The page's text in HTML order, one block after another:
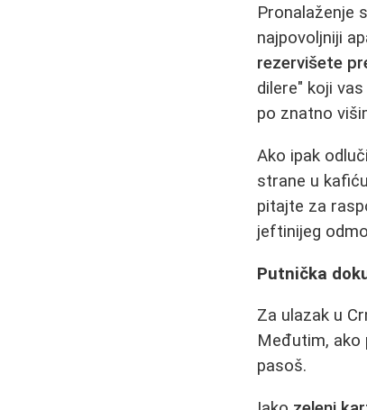
Pronalaženje
najpovoljniji
rezervišete
dilere" koji
po znatno
Ako ipak
strane u
pitajte za
jeftinijeg
Putnička
Za ulazak u
Međutim, ako
pasoš.